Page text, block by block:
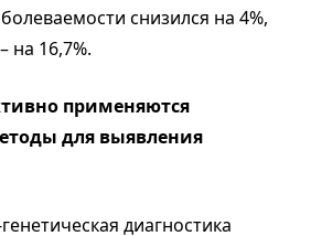
снизился на 4%,
на 16,7%.
применяются
для выявления
диагностика